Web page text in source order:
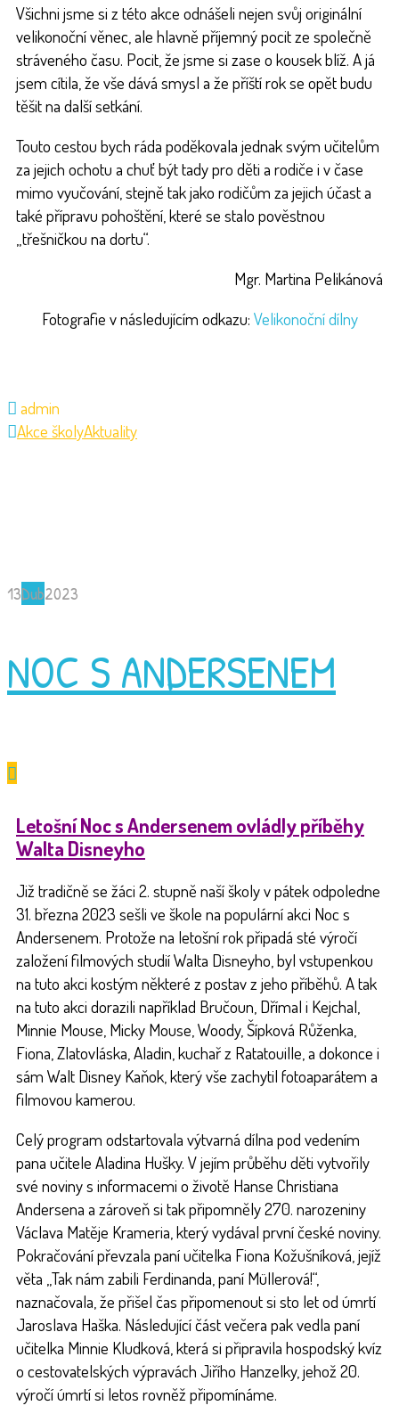
Všichni jsme si z této akce odnášeli nejen svůj originální
velikonoční věnec, ale hlavně příjemný pocit ze společně
stráveného času. Pocit, že jsme si zase o kousek blíž. A já
jsem cítila, že vše dává smysl a že příští rok se opět budu
těšit na další setkání.
Touto cestou bych ráda poděkovala jednak svým učitelům
za jejich ochotu a chuť být tady pro děti a rodiče i v čase
mimo vyučování, stejně tak jako rodičům za jejich účast a
také přípravu pohoštění, které se stalo pověstnou
„třešničkou na dortu“.
Mgr. Martina Pelikánová
Fotografie v následujícím odkazu: Velikonoční dílny
admin
Akce školyAktuality
13Dub2023
NOC S ANDERSENEM
Letošní Noc s Andersenem ovládly příběhy
Walta Disneyho
Již tradičně se žáci 2. stupně naší školy v pátek odpoledne
31. března 2023 sešli ve škole na populární akci Noc s
Andersenem. Protože na letošní rok připadá sté výročí
založení filmových studií Walta Disneyho, byl vstupenkou
na tuto akci kostým některé z postav z jeho příběhů. A tak
na tuto akci dorazili například Bručoun, Dřímal i Kejchal,
Minnie Mouse, Micky Mouse, Woody, Šípková Růženka,
Fiona, Zlatovláska, Aladin, kuchař z Ratatouille, a dokonce i
sám Walt Disney Kaňok, který vše zachytil fotoaparátem a
filmovou kamerou.
Celý program odstartovala výtvarná dílna pod vedením
pana učitele Aladina Hušky. V jejím průběhu děti vytvořily
své noviny s informacemi o životě Hanse Christiana
Andersena a zároveň si tak připomněly 270. narozeniny
Václava Matěje Krameria, který vydával první české noviny.
Pokračování převzala paní učitelka Fiona Kožušníková, jejíž
věta „Tak nám zabili Ferdinanda, paní Müllerová!“,
naznačovala, že přišel čas připomenout si sto let od úmrtí
Jaroslava Haška. Následující část večera pak vedla paní
učitelka Minnie Kludková, která si připravila hospodský kvíz
o cestovatelských výpravách Jiřího Hanzelky, jehož 20.
výročí úmrtí si letos rovněž připomínáme.